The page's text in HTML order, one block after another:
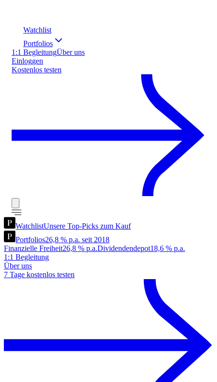
Watchlist
Portfolios
1:1 BegleitungÜber uns
Einloggen
Kostenlos testen
WatchlistUnsere Top-Picks zum Kauf
Portfolios26,8 % p.a. seit 2018
Finanzielle Freiheit26,8 % p.a.Dividendendepot18,6 % p.a.
1:1 Begleitung
Über uns
7 Tage kostenlos testen